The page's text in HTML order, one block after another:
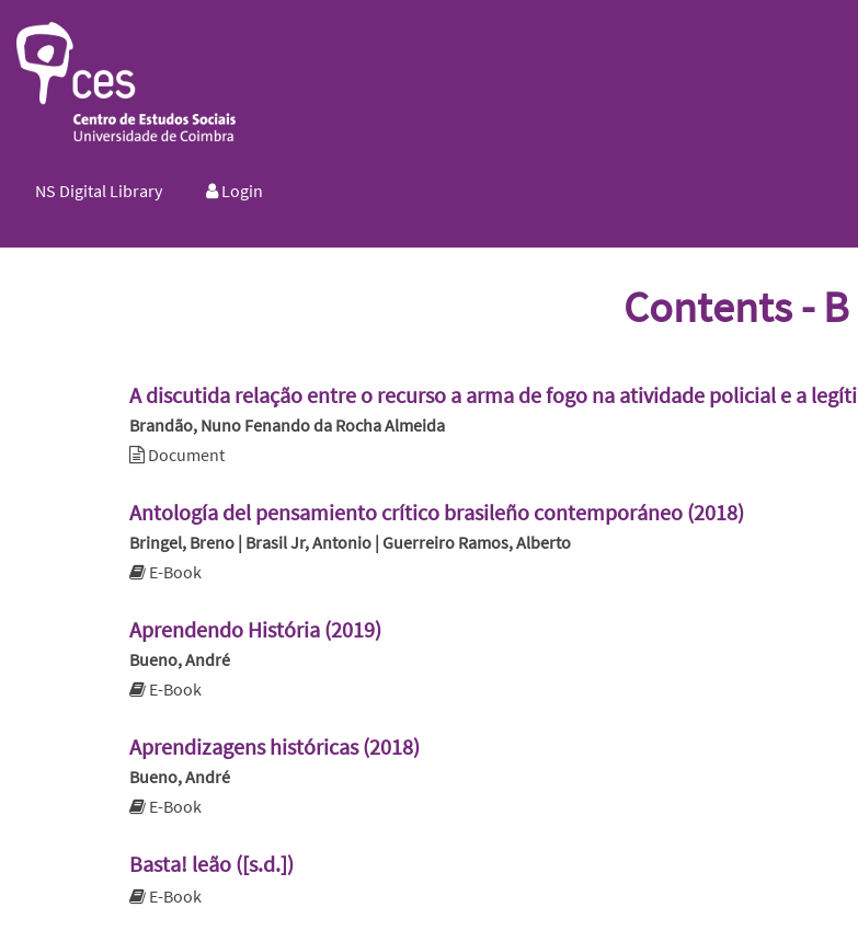
NS Digital Library Login
Contents - B
A discutida relação entre o recurso a arma de fogo na atividade policial e a
Brandão, Nuno Fenando da Rocha Almeida
Document
Antología del pensamiento crítico brasileño contemporáneo (2018)
Bringel, Breno | Brasil Jr, Antonio | Guerreiro Ramos, Alberto
E-Book
Aprendendo História (2019)
Bueno, André
E-Book
Aprendizagens históricas (2018)
Bueno, André
E-Book
Basta! leão ([s.d.])
E-Book